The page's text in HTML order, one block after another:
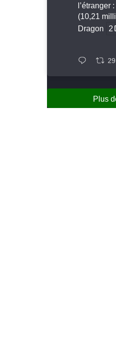
l’étranger :
(10,21
Dragon
2
29
Plus